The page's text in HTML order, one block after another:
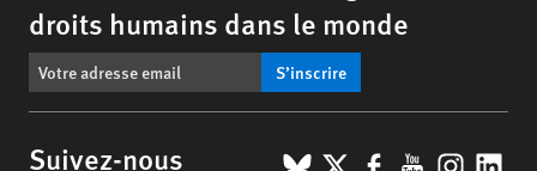
droits humains dans le monde
S’inscrire
Suivez-nous